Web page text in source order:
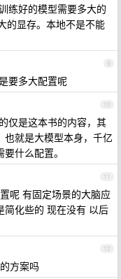
练好的模型需要多大的
的显存。本地不是不能
9
要多大配置呢
10
仅是这本书的内容，其
就是大模型本身，千亿
什么配置。
11
呢 有固定场景的大脑应
简化些的 现在没有 以后
12
方案吗